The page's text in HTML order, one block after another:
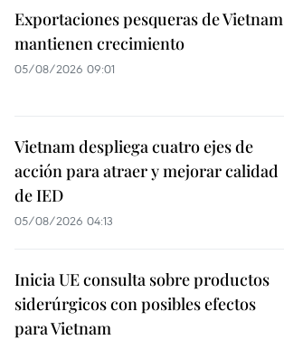
Exportaciones pesqueras de Vietnam
mantienen crecimiento
05/08/2026 09:01
Vietnam despliega cuatro ejes de
acción para atraer y mejorar calidad
de IED
05/08/2026 04:13
Inicia UE consulta sobre productos
siderúrgicos con posibles efectos
para Vietnam